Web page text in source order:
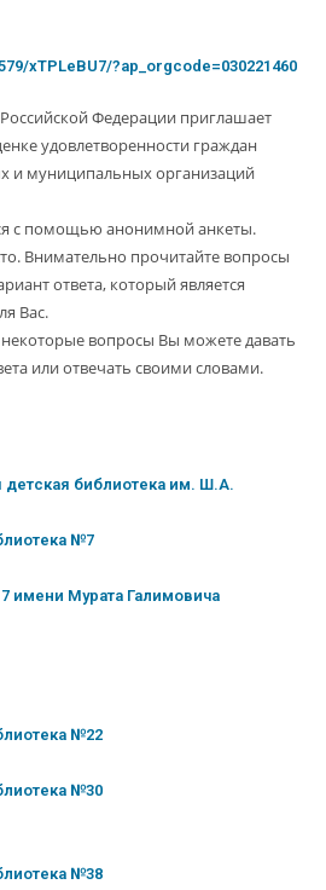
xTPLeBU7/?ap_orgcode=030221460
Федерации приглашает
удовлетворенности граждан
и муниципальных организаций
с помощью анонимной анкеты.
Внимательно прочитайте вопросы
ответа, который является
Вас.
вопросы Вы можете давать
или отвечать своими словами.
детская библиотека им. Ш.А.
№7
имени Мурата Галимовича
№22
№30
№38